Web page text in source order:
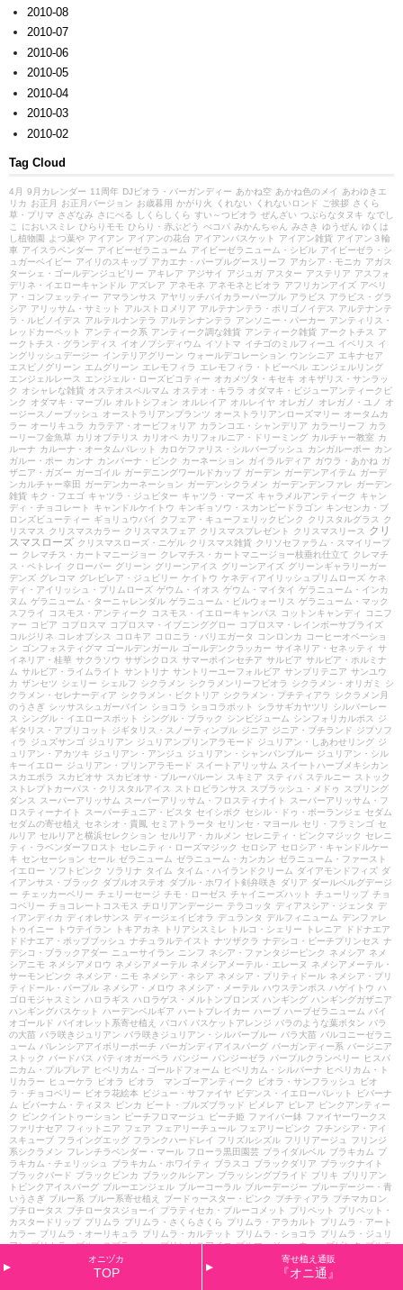
2010-08
2010-07
2010-06
2010-05
2010-04
2010-03
2010-02
Tag Cloud
4月 9月カレンダー 11周年 DJビオラ・バーガンディー あかね空 あかね色のメイ
あわゆきエ
リカ お正月 お正月バージョン お歳暮用 かがり火 くれない くれないロンド ご挨拶 さくら
草・プリマ さざなみ さにべる しくらしくら すい～つビオラ ぜんざい つぶらなタヌキ なでし
こ
においスミレ ひらりモモ ひらり・赤ぶどう べコパ みかんちゃん みさき ゆうぜん
ゆくは
し植物園
よつ葉や アイアン アイアンの花台 アイアンバスケット アイアン雑貨 アイアン３輪
車 アイスラベンダー アイビーゼラニューム アイビーゼラニューム・シビル アイビーゼラ・シ
ュガーベイビー アイリのスキップ アカエナ・パープルグースリーフ アカシア・モニカ アガス
ターシェ・ゴールデンジュビリー アキレア アジサイ アジュガ アスター アステリア アスフォ
デリネ・イエローキャンドル アズレア アネモネ アネモネとビオラ アフリカンアイズ アベリ
ア・コンフェッティー アマランサス アヤリッチバイカラーパープル アラビス
アラビス・グラ
シア アリッサム・サミット アルストロメリア アルテナンテラ・ポリゴノイデス
アルテナンテ
ラ・ルビノイデス
アルテルナンテラ アルテンナンテラ アンソニー・パーカー アンティリス・
レッドカーペット
アンティーク系 アンティーク調な雑貨 アンティーク雑貨 アークトチス
ア
ークトチス・グランディス
イオノプシディウム イソトマ イチゴのミルフィーユ イベリス
イ
ングリッシュデージー インテリアグリーン ウォールデコレーション ウンシニア エキナセア
エスピノグリーン エムグリーン エレモフィラ エレモフィラ・トビーベル エンジェルリング
エンジェルレース
エンジェル・ローズピコティー オカメヅタ・キセキ オキザリス・サンラッ
ク
オシャレな雑貨 オステオスペルマム オステオ・キララ
オダマキ・ビジューアンティークピ
ンク
オダマキ・マーブル オルトシフォン オルレイア オルレイヤ オレガノ オレガノ・ユノ
オ
ージースノーブッシュ
オーストラリアンプランツ オーストラリアンローズマリー オータムカ
ラー オーリキュラ カラテア・オービフォリア カランコエ・シャンデリア カラーリーフ カラ
ーリーフ金魚草 カリオプテリス カリオペ カリフォルニア・ドリーミング カルチャー教室 カ
ルーナ カルーナ・オータムパレット カロケファリス・シルバーブッシュ カンガルーポー カン
ガルー・ポー カンナ カンパーナ・ピンク カーネーション ガイラルディア ガウラ・あかね ガ
ザニア・ガズー ガーゴイル ガーデニングワールドカップ ガーデン ガーデンアイテム ガーデ
ンカルチャー幸田
ガーデンカーネーション ガーデンシクラメン ガーデンデンファレ ガーデン
雑貨 キク・フエゴ キャツラ・ジュピター キャツラ・マーズ キャラメルアンティーク
キャン
ディ・チョコレート
キャンドルケイトウ キンギョソウ・スカンピードラゴン キンセンカ・ブ
ロンズビューティー ギョリュウバイ クフェア・キューフェリックピンク クリスタルグラス
ク
リスマス
クリスマスカラー クリスマスフェア クリスマスプレゼント クリスマスリース
クリ
スマスローズ クリスマスローズ・ニゲル クリスマス雑貨 クリソセファラム・スマイリープ
ー クレマチス・カートマニージョー クレマチス・カートマニージョー枝垂れ仕立て クレマチ
ス・ペトレイ
クローバー グリーン グリーンアイス グリーンアイズ グリーンギャラリーガー
デンズ グレコマ グレビレア・ジュビリー ケイトウ ケネディアイリッシュプリムローズ ケネ
ディ・アイリッシュ・プリムローズ ゲウム・イオス ゲウム・マイタイ ゲラニューム・インカ
ヌム ゲラニューム・ターニャレンダル ゲラニューム・ビルウォーリス ゲラニューム・マック
スフライ
コスモス・アンティーク コスモス・イエローキャンパス コットンキャンディ
コニフ
ァー
コピア コプロスマ コプロスマ・イブニンググロー
コプロスマ・レインボーサプライズ
コルジリネ
コレオプシス コロキア コロニラ・バリエガータ コンロンカ
コーヒーオベーショ
ン ゴンフォスティグマ ゴールデンガール ゴールデンクラッカー サイネリア・セネッティ サ
イネリア・桂華 サクラソウ サザンクロス サマーポインセチア サルビア サルビア・ホルミナ
ム サルビア・ライムライト サントリナ サントリーユーフォルビア サンブリテニア サンユウ
カ ザンセツ シェリー シェルフ シクラメン シクラメンリーフビオラ シクラメン・オリガミ
シ
クラメン・セレナーディア シクラメン・ビクトリア シクラメン・プチティアラ
シクラメン月
のうさぎ シッサスシュガーバイン ショコラ ショコラポット シラサギカヤツリ
シルバーレー
ス
シングル・イエロースポット シングル・ブラック シンビジューム シンフォリカルポス
ジ
ギタリス・アプリコット
ジギタリス・スノーティンプル ジニア ジニア・プチランド ジプソフ
ィラ
ジュズサンゴ ジュリアン ジュリアンプリンアラモード ジュリアン・しあわせリング ジ
ュリアン・アカツキ ジュリアン・アンジュ ジュリアン・シャンパンブルー ジュリアン・シル
キーイエロー ジュリアン・プリンアラモード スイートアリッサム
スイートハーブメキシカン
スカエボラ
スカビオサ スカビオサ・ブルーバルーン スキミア スティパ ステルニー
ストック
ストレプトカーパス・クリスタルアイス
ストロビランサス スプラッシュ・メドゥ
スプリング
ダンス
スーパーアリッサム スーパーアリッサム・フロスティナイト
スーパーアリッサム・フ
ロスティーナイト
スーパーチュニア・ビスタ セイシボク セシル・ドゥ・ボーランジェ
セダム
セダムの寄せ植え
セネシオ・貴鳳 セミアトラータ セリンセ・マヨール セリ・フラミンゴ セ
ルリア セルリアと横浜セレクション セルリア・カルメン セレニティ・ピンクマジック
セレニ
ティ・ラベンダーフロスト
セレニティ・ローズマジック セロシア セロシア・キャンドルケー
キ センセーション セール ゼラニューム ゼラニューム・カンカン ゼラニューム・ファースト
イエロー ソフトピンク ソラリナ タイム タイム・ハイランドクリーム ダイアモンドフィズ ダ
イアンサス・ブラック
ダブルオステオ ダブル・ホワイト剣弁咲き ダリア ダールベルグデージ
ー チェッカーベリー チェリーセージ チモ・ローゼス チャイニーズハット チューリップ チョ
コベリー チョコレートコスモス チロリアンデージー テラコッタ ディアスシア・ジェンタ
デ
ィアンディカ ディオレサンス ディージェイビオラ デュランタ デルフィニューム デンファレ
トゥイニー
トウテイラン トキアカネ トリアシスミレ トルコ・シェリー トレニア
ドドナエア
ドドナエア・ポップブッシュ
ナチュラルテイスト ナツザクラ ナデシコ・ピーチプリンセス ナ
デシコ・ブラックアダー
ニューサイラン ニンフ ネシア・ファンタジーピンク ネメシア ネメ
シアニモ ネメシアメロウ ネメシアメーテル ネメシアメーテル・エレーヌ
ネメシアメーテル・
サーモンピンク
ネメシア・ニモ ネメシア・ネシア ネメシア・プリティドール ネメシア・プリ
ティドール・パープル ネメシア・メロウ ネメシア・メーテル ハウステンボス ハゲイトウ ハ
ゴロモジャスミン ハロラギス ハロラゲス・メルトンブロンズ ハンギング ハンギングガザニア
ハンギングバスケット
ハーデンベルギア ハートブレイカー ハーブ ハーブゼラニューム バイ
オゴールド バイオレット系寄せ植え バコパ バスケットアレンジ バラのような葉ボタン バラ
の大苗 バラ咲きジュリアン バラ咲きジュリアン・シルバーブルー バラ大苗 バルコニーゼラニ
ューム バレンシアアイボリーポーチ バーガンディアイスバーグ バーガンディー系 バージニア
ストック
バードバス パティオガーベラ パンジー パンジーゼラ パープルクランベリー
ヒスパ
ニカム・プルプレア
ヒペリカム・ゴールドフォーム ヒペリカム・シルバーナ
ヒペリカム・ト
リカラー
ヒューケラ ビオラ ビオラ マンゴーアンティーク ビオラ・サンフラッシュ
ビオ
ラ・チョコベリー
ビオラ花絵本 ビジュー・サファイヤ ビデンス・イエローパレット
ビバーナ
ム
ビバーナム・ティヌス ビンカ ビート・ブルズブラッド ピメレア ピレア
ピンクアンティー
ク
ピンクイントゥーション ピーチフロマージュ ピーチ姫 ファイバー鉢 ファイヤーワークス
ファリナセア フィットニア フェア フェアリーチュール フェアリーピンク
フチンシア・アイ
スキューブ フライングエッグ フランクハードレイ フリズルシズル フリリアージュ
フリンジ
系シクラメン フレンチラベンダー・マール フローラ黒田園芸 ブライダルベル ブラキカム ブ
ラキカム・チェリッシュ
ブラキカム・ホワイティ ブラスコ ブラックダリア ブラックナイト
ブラックバード ブラックビンカ ブラックルシアン ブラッシングブライド ブリキ ブリリアン
トピンクアイスバーグ ブルーエンジェル ブルーコーラル ブルーデージー ブルーデージー・青
いうさぎ ブルー系 ブルー系寄せ植え ブードゥースター・ピンク プチティアラ
プチマカロン
プチロータス
プチロータスジョーイ プラティセカ・ブルーコメット プリペット
プリペット・
カスタードリップ プリムラ プリムラ・さくらさくら プリムラ・アラカルト
プリムラ・アート
カラー プリムラ・オーリキュラ プリムラ・カルテット プリムラ・ショコラ
プリムラ・ジュリ
アン プリムラ・ブルースプラッシュ プリンセスアイコ プルマージュ・ウェーブピンク プルモ
プルンパーゴ プレクトランサス プレミアムシクラメン
プレミアム・ジュ
リアン
プロフュージョン ヘミグラフィス ヘミジギア・マーブルキャンディ ヘリオフィラ
ヘリクリサム・ライムライム ヘーベ・ハートブレイカー
オニヅカ
TOP
寄せ植え通販
『オニ通』